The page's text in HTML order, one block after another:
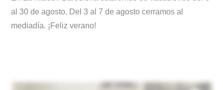
al 30 de agosto. Del 3 al 7 de agosto cerramos al
mediadía. ¡Feliz verano!